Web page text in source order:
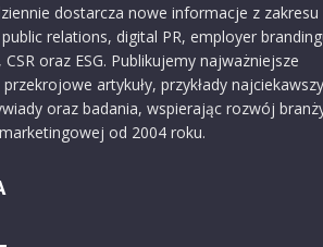
dostarcza nowe informacje z zakresu
relations, digital PR, employer
oraz ESG. Publikujemy najważniejsze
artykuły, przykłady
oraz badania, wspierając rozwój
od 2004 roku.